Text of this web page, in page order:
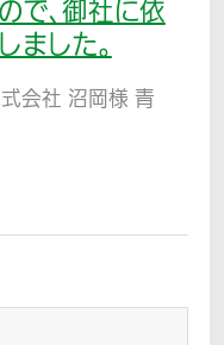
で、御社に依
ました。
式会社 沼岡様 青